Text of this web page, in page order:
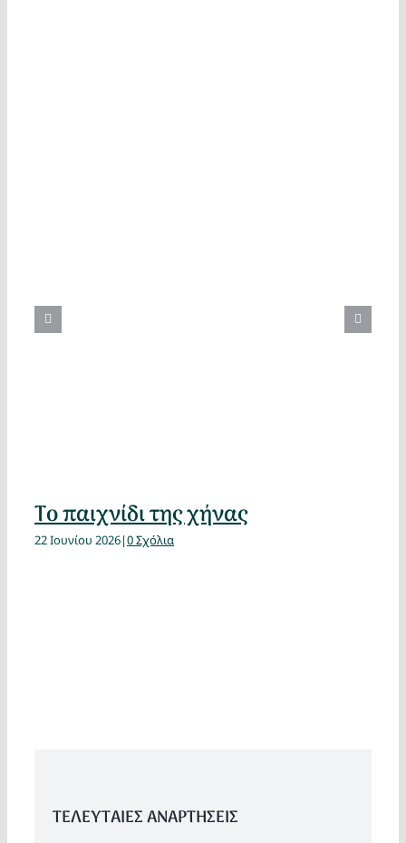
Το παιχνίδι της χήνας
22 Ιουνίου 2026|0 Σχόλια
ΤΕΛΕΥΤΑΙΕΣ ΑΝΑΡΤΗΣΕΙΣ